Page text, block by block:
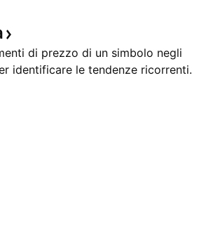
di prezzo di un simbolo negli
identificare le tendenze ricorrenti.